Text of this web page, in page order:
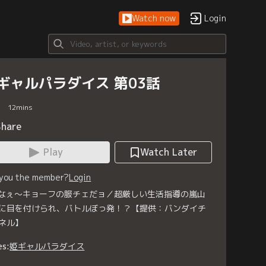
Watch now Login
ャルパラダイス 第03話
12mins
Play
Watch Later
the member?Login
ぇ～キョーフの服チェだョ／超厳しい生活指導の嵐山
目を付けられ、バトルぼっ発！？【提供：バンダイチ
ル】
姫ギャルパラダイス